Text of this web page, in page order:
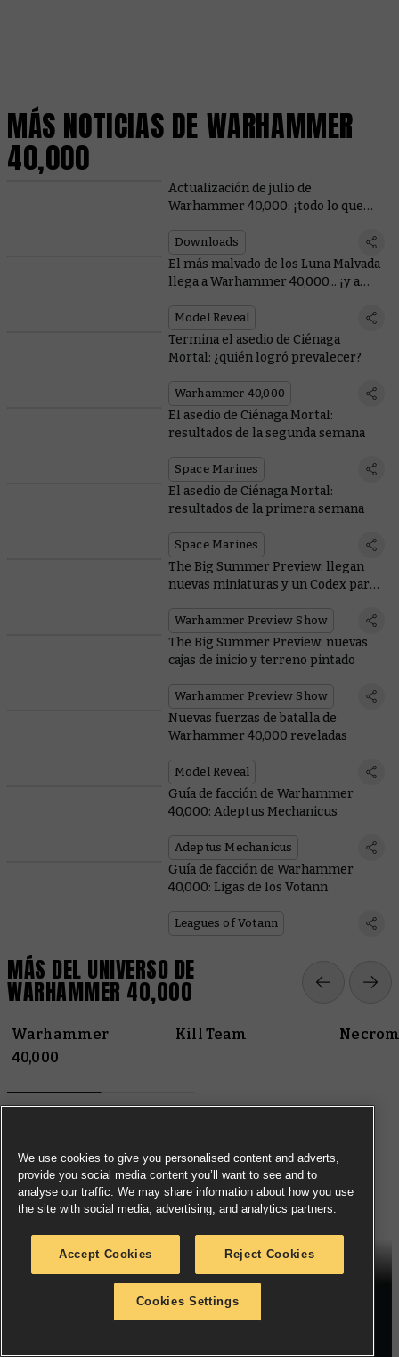
MÁS NOTICIAS DE WARHAMMER
40,000
Actualización de julio de
Warhammer 40,000: ¡todo lo que
Downloads
El más malvado de los Luna Malvada
llega a Warhammer 40,000... ¡y a
Model Reveal
Termina el asedio de Ciénaga
Mortal: ¿quién logró prevalecer?
Warhammer 40,000
El asedio de Ciénaga Mortal:
resultados de la segunda semana
Space Marines
El asedio de Ciénaga Mortal:
resultados de la primera semana
Space Marines
The Big Summer Preview: llegan
nuevas miniaturas y un Codex para
Warhammer Preview Show
The Big Summer Preview: nuevas
cajas de inicio y terreno pintado
Warhammer Preview Show
Nuevas fuerzas de batalla de
Warhammer 40,000 reveladas
Model Reveal
Guía de facción de Warhammer
40,000: Adeptus Mechanicus
Adeptus Mechanicus
Guía de facción de Warhammer
40,000: Ligas de los Votann
Leagues of Votann
MÁS DEL UNIVERSO DE
WARHAMMER 40,000
Warhammer
40,000
Kill Team
SUSCRÍBETE AL BOLETÍN DE
NOTICIAS
We use cookies to give you personalised content and adverts,
provide you social media content you’ll want to see and to
analyse our traffic. We may share information about how you use
the site with social media, advertising, and analytics partners.
Accept Cookies Reject Cookies
Cookies Settings